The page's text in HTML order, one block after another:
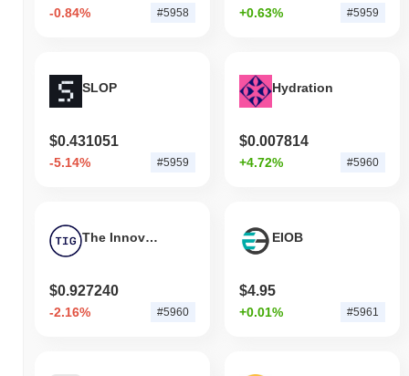
-0.84% #5958 +0.63% #5959
SLOP
$0.431051
-5.14% #5959
Hydration
$0.007814
+4.72% #5960
The Innovation Game
$0.927240
-2.16% #5960
EIOB
$4.95
+0.01% #5961